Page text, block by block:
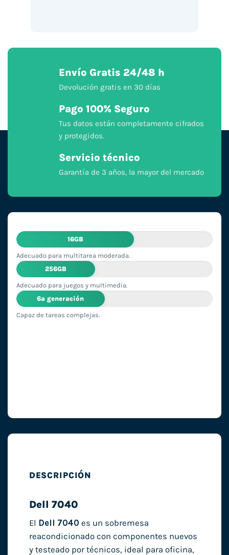
Envío Gratis 24/48 h
Devolución gratis en 30 días
Pago 100% Seguro
Tus datos están completamente cifrados
y protegidos.
Servicio técnico
Garantía de 3 años, la mayor del mercado
16GB
Adecuado para multitarea moderada.
256GB
Adecuado para juegos y multimedia.
6ª generación
Capaz de tareas complejas.
DESCRIPCIÓN
Dell 7040
El Dell 7040 es un sobremesa
reacondicionado con componentes nuevos
y testeado por técnicos, ideal para oficina,